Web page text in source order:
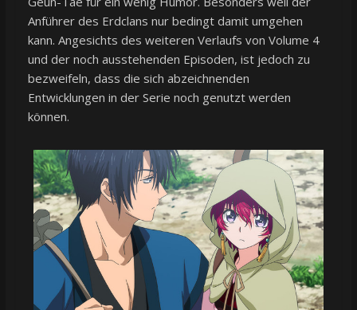
Anführer des Erdclans nur bedingt damit umgehen
kann. Angesichts des weiteren Verlaufs von Volume 4
und der noch ausstehenden Episoden, ist jedoch zu
bezweifeln, dass die sich abzeichnenden
Entwicklungen in der Serie noch genutzt werden
können.